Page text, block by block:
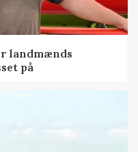
landmænds
på